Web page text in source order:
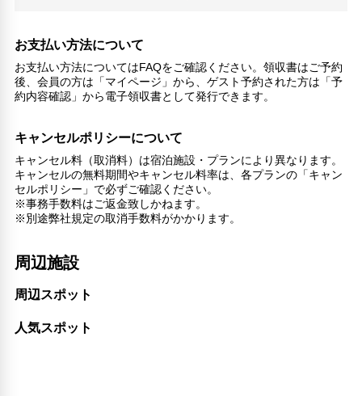
子供向け施設・サービス
ファミリールーム
家族・お子様に優しい設備
館内施設・便利なサービス
荷物預かりサービス
ヘアサロン
館内ショップ
エレベーター
バリアフリー対応
車椅子OK
対応言語
お支払い方法について
お支払い方法についてはFAQをご確認ください。領収書はご予約
後、会員の方は「マイページ」から、ゲスト予約された方は「予
約内容確認」から電子領収書として発行できます。
キャンセルポリシーについて
キャンセル料（取消料）は宿泊施設・プランにより異なります。
キャンセルの無料期間やキャンセル料率は、各プランの「キャン
セルポリシー」で必ずご確認ください。
※事務手数料はご返金致しかねます。
※別途弊社規定の取消手数料がかかります。
周辺施設
周辺スポット
人気スポット